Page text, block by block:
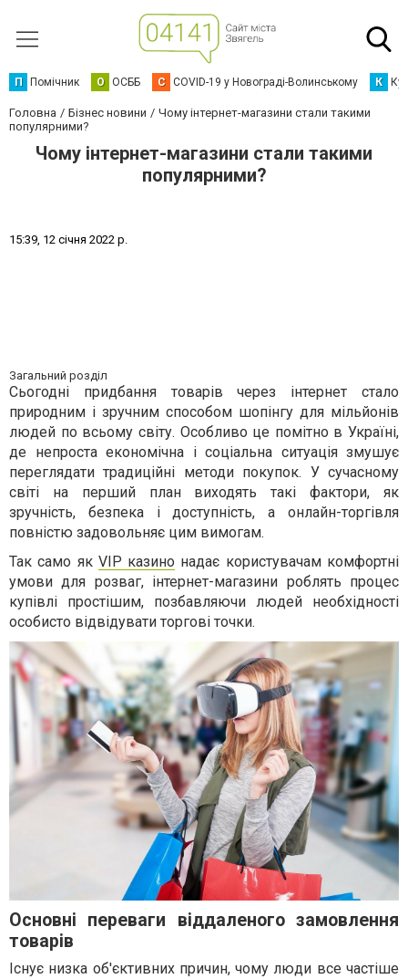
П Помічник О ОСББ C COVID-19 у Новограді-Волинському К
Головна Бізнес новини
Чому інтернет-магазини стали такими
популярними?
Чому інтернет-магазини стали такими
популярними?
1 5:39, 12 січня 2022 р.
Загальний розділ
Сьогодні придбання товарів через інтернет стало
природним і зручним способом шопінгу для мільйонів
людей по всьому світу. Особливо це помітно в Україні,
де непроста економічна і соціальна ситуація змушує
переглядати традиційні методи покупок. У сучасному
світі на перший план виходять такі фактори, як
зручність, безпека і доступність, а онлайн-торгівля
повністю задовольняє цим вимогам.
Так само як VIP казино надає користувачам комфортні
умови для розваг, інтернет-магазини роблять процес
купівлі простішим, позбавляючи людей необхідності
особисто відвідувати торгові точки.
Основні переваги віддаленого замовлення
товарів
Існує низка об'єктивних причин, чому люди все частіше